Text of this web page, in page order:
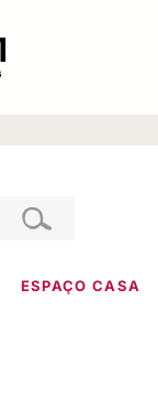
ESPAÇO CASA